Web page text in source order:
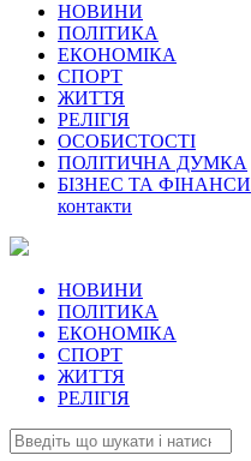
НОВИНИ
ПОЛІТИКА
ЕКОНОМІКА
СПОРТ
ЖИТТЯ
РЕЛІГІЯ
ОСОБИСТОСТІ
ПОЛІТИЧНА ДУМКА
БІЗНЕС ТА ФІНАНСИ
контакти
НОВИНИ
ПОЛІТИКА
ЕКОНОМІКА
СПОРТ
ЖИТТЯ
РЕЛІГІЯ